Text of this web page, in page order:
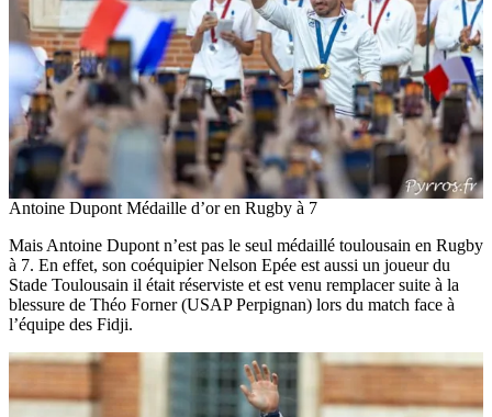
Antoine Dupont Médaille d’or en Rugby à 7
Mais Antoine Dupont n’est pas le seul médaillé toulousain en Rugby
à 7. En effet, son coéquipier Nelson Epée est aussi un joueur du
Stade Toulousain il était réserviste et est venu remplacer suite à la
blessure de Théo Forner (USAP Perpignan) lors du match face à
l’équipe des Fidji.